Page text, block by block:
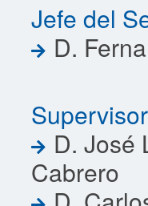
Jefe del
D.
D. José
Cabrero